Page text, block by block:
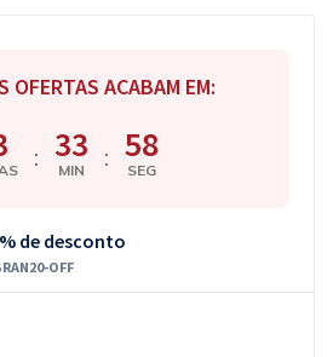
OFERTAS ACABAM EM:
: 33
MIN : 57
SEG
de desconto
OFF